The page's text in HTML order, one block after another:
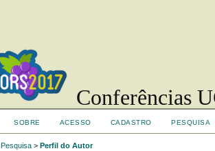
Conferências
SOBRE ACESSO CADASTRO PESQUISA
Pesquisa > Perfil do Autor